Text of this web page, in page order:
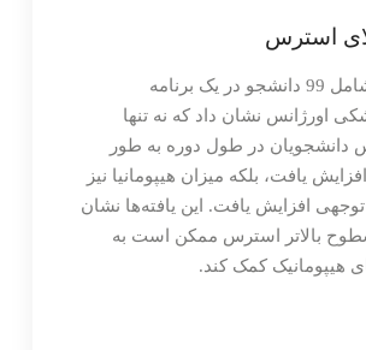
استرس
یک مطالعه شامل 99 دانشجو در یک برنامه
اورژانس نشان داد که نه تنها
در طول دوره به طور
یافت، بلکه میزان هیپومانیا نیز
افزایش یافت. این یافته‌ها نشان
بالاتر استرس ممکن است به
هیپومانیک کمک کند.